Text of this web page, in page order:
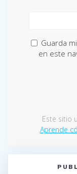
Guarda
en este
Este sitio
Aprende